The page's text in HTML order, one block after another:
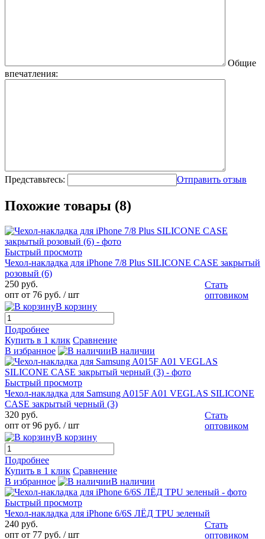
Общие
впечатления:
Представьтесь: Отправить отзыв
Похожие товары (8)
Быстрый просмотр
Чехол-накладка для iPhone 7/8 Plus SILICONE CASE закрытый
розовый (6)
250 руб.
опт от 76 руб. / шт
Стать
оптовиком
В корзину
Подробнее
Купить в 1 клик Сравнение
В избранное
В наличии
Быстрый просмотр
Чехол-накладка для Samsung A015F A01 VEGLAS SILICONE
CASE закрытый черный (3)
320 руб.
опт от 96 руб. / шт
Стать
оптовиком
В корзину
Подробнее
Купить в 1 клик Сравнение
В избранное
В наличии
Быстрый просмотр
Чехол-накладка для iPhone 6/6S ЛЁД TPU зеленый
240 руб.
опт от 77 руб. / шт
Стать
оптовиком